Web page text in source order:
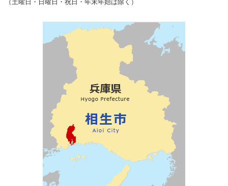
（土曜日・日曜日・祝日・年末年始は除く）